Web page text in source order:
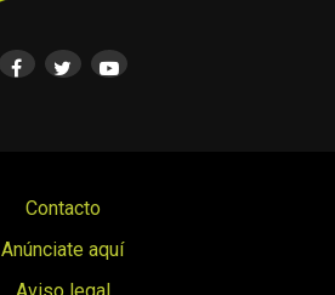
Contacto
Anúnciate aquí